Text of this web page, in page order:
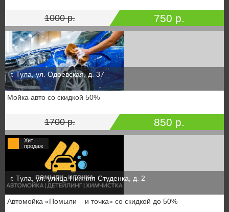
1000 р. 750 р.
г. Тула, ул. Одоевская, д. 37
Мойка авто со скидкой 50%
1700 р. 850 р.
Хит
продаж
г. Тула, ул. улица Нижняя Студенка, д. 2
Автомойка «Помыли – и точка» со скидкой до 50%